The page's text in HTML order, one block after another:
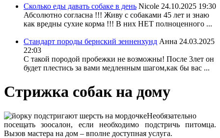
Сколько еды давать собаке в день Nicole 24.10.2025 19:30
Абсолютно согласна !!! Живу с собаками 45 лет и знаю
как вредны сухие корма !!! В них НЕТ полноценного ...
Стандарт породы бернский зенненхунд Анна 24.03.2025
22:03
С такой породой пробежки не возможны! После 3лет он
будет плестись за вами медленным шагом,как бы вас ...
Стрижка собак на дому
Необязательно
посещать зоосалон, если необходимо подстричь питомца.
Вызов мастера на дом – вполне доступная услуга.